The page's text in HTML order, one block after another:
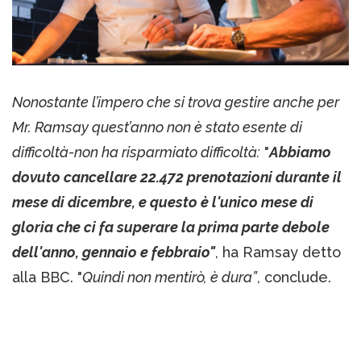
Nonostante l’impero che si trova gestire anche per
Mr. Ramsay quest’anno non è stato esente di
difficoltà-non ha risparmiato difficoltà: "Abbiamo
dovuto cancellare 22.472 prenotazioni durante il
mese di dicembre, e questo è l'unico mese di
gloria che ci fa superare la prima parte debole
dell'anno, gennaio e febbraio", ha Ramsay detto
alla BBC. "Quindi non mentirò, è dura”, conclude.